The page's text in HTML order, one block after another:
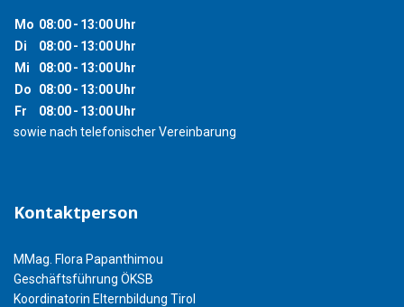
Mo 08:00- 13:00Uhr
Di
08:00- 13:00Uhr
Mi
08:00- 13:00Uhr
Do
08:00- 13:00Uhr
Fr
08:00- 13:00Uhr
sowie nach telefonischer Vereinbarung
Kontaktperson
MMag. Flora Papanthimou
Geschäftsführung ÖKSB
Koordinatorin Elternbildung Tirol